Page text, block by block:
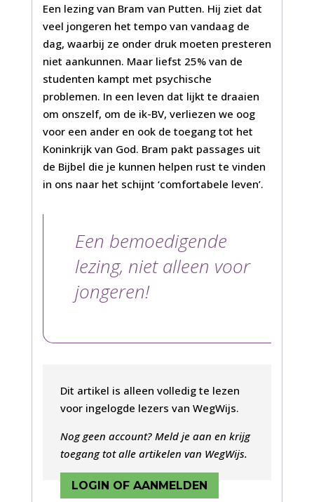
Een lezing van Bram van Putten. Hij ziet dat
veel jongeren het tempo van vandaag de
dag, waarbij ze onder druk moeten presteren
niet aankunnen. Maar liefst 25% van de
studenten kampt met psychische
problemen. In een leven dat lijkt te draaien
om onszelf, om de ik-BV, verliezen we oog
voor een ander en ook de toegang tot het
Koninkrijk van God. Bram pakt passages uit
de Bijbel die je kunnen helpen rust te vinden
in ons naar het schijnt ‘comfortabele leven’.
Een bemoedigende
lezing, niet alleen voor
jongeren!
Dit artikel is alleen volledig te lezen
voor ingelogde lezers van WegWijs.
Nog geen account? Meld je aan en krijg
toegang tot alle artikelen van WegWijs.
LOGIN OF AANMELDEN